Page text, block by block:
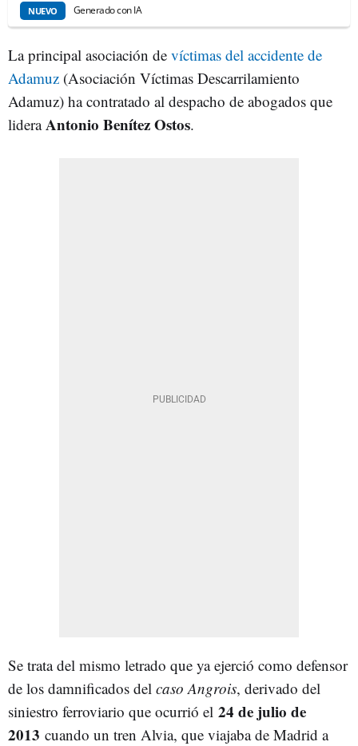
NUEVO Generado con IA
La principal asociación de víctimas del accidente de
Adamuz (Asociación Víctimas Descarrilamiento
Adamuz) ha contratado al despacho de abogados que
lideraAntonio Benítez Ostos.
Se trata del mismo letrado que ya ejerció como defensor
de los damnificados del caso Angrois, derivado del
siniestro ferroviario que ocurrió el 24 de julio de
2013 cuando un tren Alvia, que viajaba de Madrid a